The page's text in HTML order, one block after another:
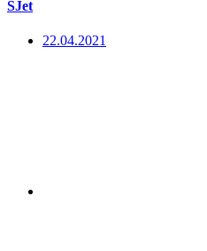
SJet
22.04.2021